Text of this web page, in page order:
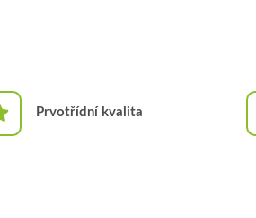
Prvotřídní kvalita